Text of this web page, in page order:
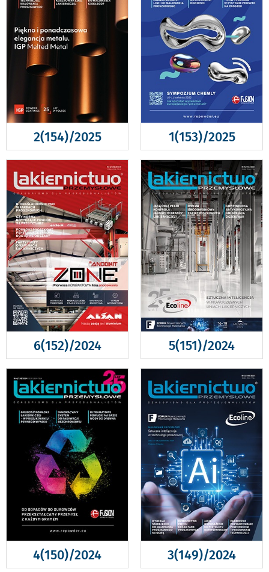
2(154)/2025 1(153)/2025
6(152)/2024 5(151)/2024
4(150)/2024 3(149)/2024